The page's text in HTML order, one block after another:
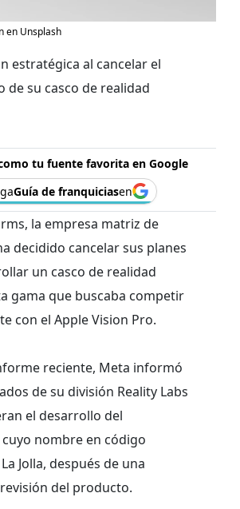
en Unsplash
estratégica al cancelar el
de su casco de realidad
tu fuente favorita en Google
Guía de franquiciasen
la empresa matriz de
decidido cancelar sus planes
un casco de realidad
gama que buscaba competir
con el Apple Vision Pro.
reciente, Meta informó
de su división Reality Labs
el desarrollo del
nombre en código
Jolla, después de una
del producto.